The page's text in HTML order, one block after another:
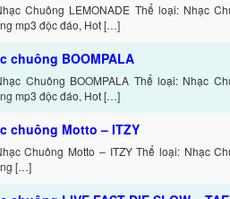
Chuông LEMONADE Thể loại: Nhạc
mp3 độc đáo, Hot […]
chuông BOOMPALA
Chuông BOOMPALA Thể loại: Nhạc
mp3 độc đáo, Hot […]
chuông Motto – ITZY
Chuông Motto – ITZY Thể loại: Nhạc
[…]